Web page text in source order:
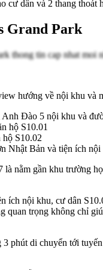
cư dân và 2 thang thoát
Grand Park
hướng về nội khu và
Anh Đào 5 nội khu và
hộ S10.01
S10.02
Nhật Bản và tiện ích nội
nằm gần khu trường
ích nội khu, cư dân
trọng không chỉ
phút di chuyển tới